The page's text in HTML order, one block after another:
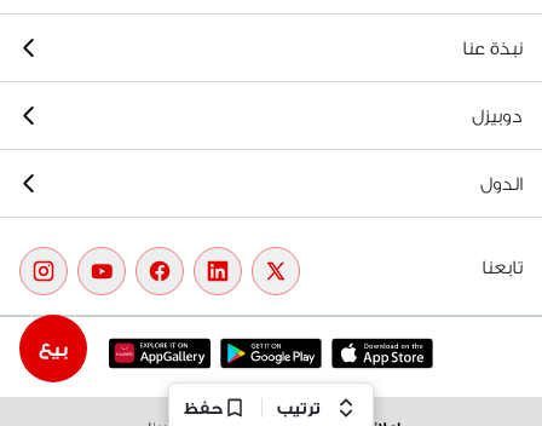
بيع
ترتيب حفظ
نبذة عنا
دوبيزل
الدول
تابعنا